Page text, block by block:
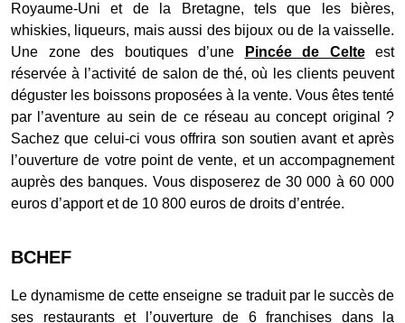
Royaume-Uni et de la Bretagne, tels que les bières,
whiskies, liqueurs, mais aussi des bijoux ou de la vaisselle.
Une zone des boutiques d’une
Pincée de Celteest
réservée à l’activité de salon de thé, où les clients peuvent
déguster les boissons proposées à la vente. Vous êtes tenté
par l’aventure au sein de ce réseau au concept original ?
Sachez que celui-ci vous offrira son soutien avant et après
l’ouverture de votre point de vente, et un accompagnement
auprès des banques. Vous disposerez de 30 000 à 60 000
euros d’apport et de 10 800 euros de droits d’entrée.
BCHEF
Le dynamisme de cette enseigne se traduit par le succès de
ses restaurants et l’ouverture de 6 franchises dans la